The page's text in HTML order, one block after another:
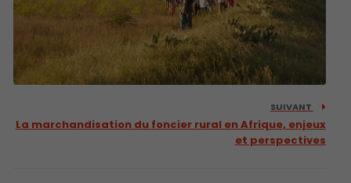
SUIVANT
La marchandisation du foncier rural en Afrique, enjeux
et perspectives